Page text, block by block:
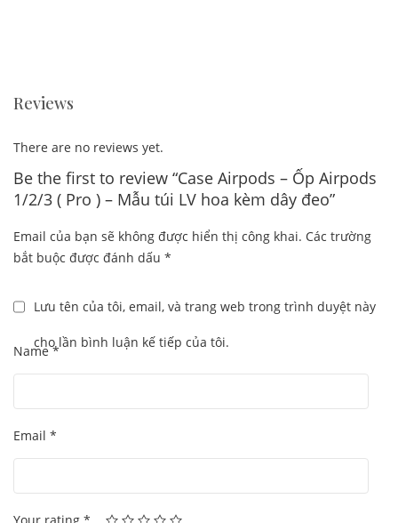
Reviews
There are no reviews yet.
Be the first to review “Case Airpods – Ốp Airpods
1/2/3 ( Pro ) – Mẫu túi LV hoa kèm dây đeo”
Email của bạn sẽ không được hiển thị công khai. Các trường
bắt buộc được đánh dấu *
Lưu tên của tôi, email, và trang web trong trình duyệt này
cho lần bình luận kế tiếp của tôi.
Name*
Email *